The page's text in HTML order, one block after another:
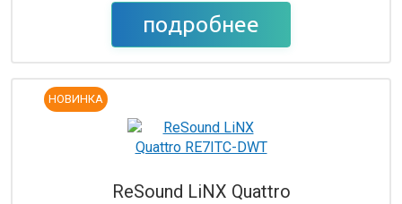
подробнее
НОВИНКА
ReSound LiNX Quattro